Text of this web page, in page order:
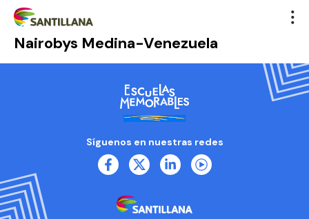
Nairobys Medina-Venezuela
Síguenos en nuestras redes